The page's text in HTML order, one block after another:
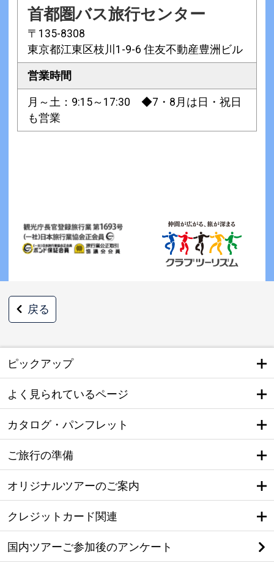
首都圏バス旅行センター
〒135-8308
東京都江東区枝川1-9-6 住友不動産豊洲ビル
営業時間
月～土：9:15～17:30 ◆7・8月は日・祝日
も営業
戻る
ピックアップ
よく見られているページ
カタログ・パンフレット
ご旅行の準備
オリジナルツアーのご案内
クレジットカード関連
国内ツアーご参加後のアンケート